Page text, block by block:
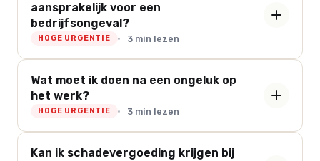
aansprakelijk voor een
bedrijfsongeval?
HOGE URGENTIE 3 min lezen
Wat moet ik doen na een ongeluk op
het werk?
HOGE URGENTIE 3 min lezen
Kan ik schadevergoeding krijgen bij